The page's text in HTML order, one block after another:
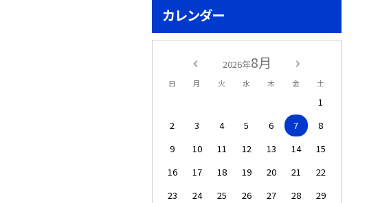
カレンダー
2026年8月
日 月 火 水 木 金 土
1
2
3 4 5 6 7
8
9
10 11 12 13 14
15
16
17 18 19 20 21
22
23
24 25 26 27 28
29